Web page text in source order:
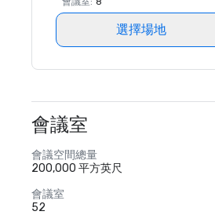
選擇場地
會議室
會議空間總量
200,000 平方英尺
會議室
52